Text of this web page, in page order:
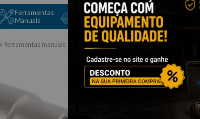
Ferramentas
Manuais
Ferramentas Elétricas
e Máquinas
ferramentas manuais soquete tipo tork